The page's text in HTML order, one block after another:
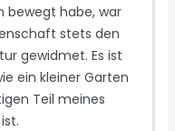
bewegt habe, war
stets den
gewidmet. Es ist
ein kleiner Garten
Teil meines